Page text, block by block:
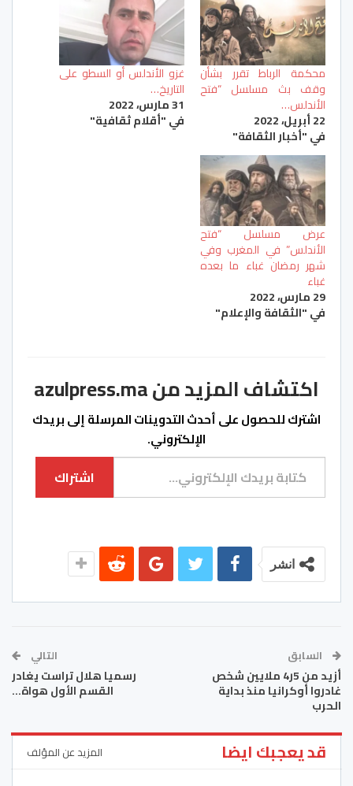
محكمة الرباط تقرر بشأن
وقف بث مسلسل “فتح
الأندلس…
22 أبريل، 2022
في "أخبار الثقافة"
غزو الأندلس أو السطو على
التاريخ…
31 مارس، 2022
في "أقلام ثقافية"
عرض مسلسل “فتح
الأندلس” في المغرب وفي
شهر رمضان غباء ما بعده
غباء
29 مارس، 2022
في "الثقافة والإعلام"
اكتشاف المزيد من azulpress.ma
اشترك للحصول على أحدث التدوينات المرسلة إلى بريدك
الإلكتروني.
كتابة بريدك الإلكتروني...
اشتراك
انشر
السابق
أزيد من 5ر4 ملايين شخص
غادروا أوكرانيا منذ بداية
الحرب
التالي
رسميا هلال تراست يغادر
القسم الأول هواة…
قد يعجبك ايضا المزيد عن المؤلف